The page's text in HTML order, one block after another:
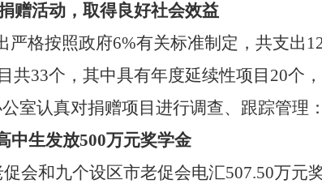
赠活动，取得良好社会效益
严格按照政府6%有关标准制定，共支出
共33个，其中具有年度延续性项目 20个
室认真对捐赠项目进行调查、跟踪管理：
中生发放500万元奖学金
会和九个设区市老促会电汇507.50万元